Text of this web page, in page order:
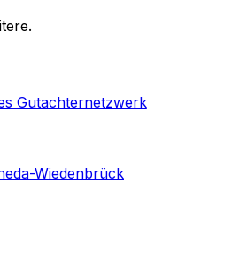
Gutachternetzwerk
Wiedenbrück